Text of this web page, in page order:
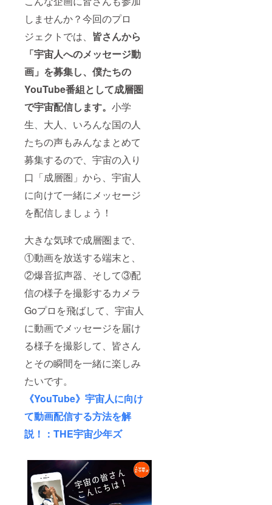
しませんか？今回のプロ
ジェクトでは、 皆さんから
「宇宙人へのメッセージ動
画」を募集し、僕たちの
YouTube番組として成層圏
で宇宙配信します。 小学
生、大人、いろんな国の人
たちの声もみんなまとめて
募集するので、宇宙の入り
口「成層圏」から、宇宙人
に向けて一緒にメッセージ
を配信しましょう！
大きな気球で成層圏まで、
①動画を放送する端末と、
②爆音拡声器、そして③配
信の様子を撮影するカメラ
Goプロを飛ばして、宇宙人
に動画でメッセージを届け
る様子を撮影して、皆さん
とその瞬間を一緒に楽しみ
たいです。
《YouTube》宇宙人に向け
て動画配信する方法を解
説！：THE宇宙少年ズ